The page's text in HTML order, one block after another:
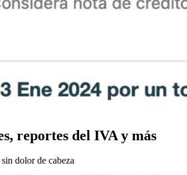
reportes del IVA y más
dolor de cabeza